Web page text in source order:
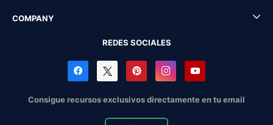
COMPANY
REDES SOCIALES
Consigue recursos exclusivos directamente en tu email